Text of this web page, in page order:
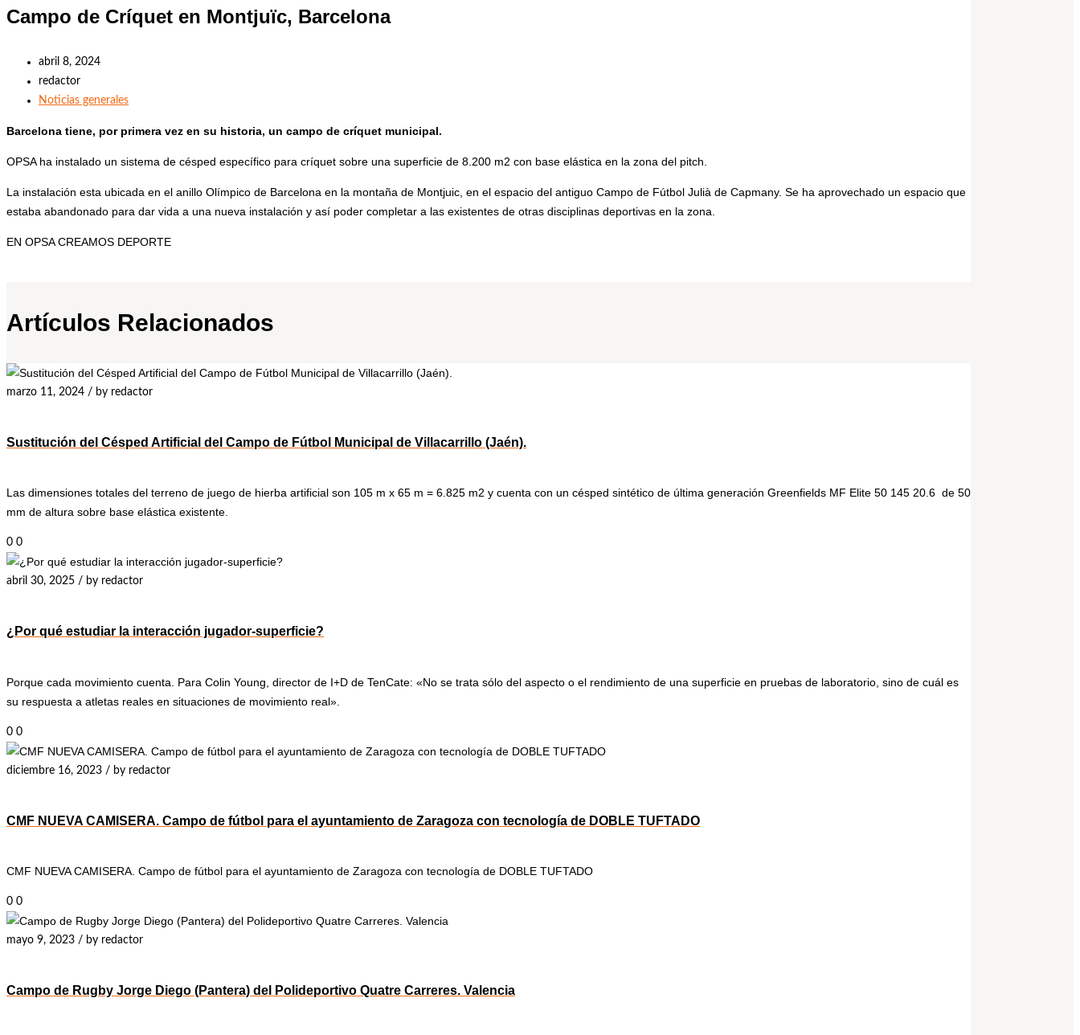
Campo de Críquet en Montjuïc, Barcelona
abril 8, 2024
redactor
Noticias generales
Barcelona tiene, por primera vez en su historia, un campo de críquet municipal.
OPSA ha instalado un sistema de césped específico para críquet sobre una superficie de 8.200 m2 con base elástica en la zona del pitch.
La instalación esta ubicada en el anillo Olímpico de Barcelona en la montaña de Montjuic, en el espacio del antiguo Campo de Fútbol Julià de Capmany. Se ha aprovechado un espacio que
estaba abandonado para dar vida a una nueva instalación y así poder completar a las existentes de otras disciplinas deportivas en la zona.
EN OPSA CREAMOS DEPORTE
Artículos Relacionados
marzo 11, 2024 / by redactor
Sustitución del Césped Artificial del Campo de Fútbol Municipal de Villacarrillo (Jaén).
Las dimensiones totales del terreno de juego de hierba artificial son 105 m x 65 m = 6.825 m2 y cuenta con un césped sintético de última generación Greenfields MF Elite 50 145 20.6 de 50
mm de altura sobre base elástica existente.
0 0
abril 30, 2025 / by redactor
¿Por qué estudiar la interacción jugador-superficie?
Porque cada movimiento cuenta. Para Colin Young, director de I+D de TenCate: «No se trata sólo del aspecto o el rendimiento de una superficie en pruebas de laboratorio, sino de cuál es
su respuesta a atletas reales en situaciones de movimiento real».
0 0
diciembre 16, 2023 / by redactor
CMF NUEVA CAMISERA. Campo de fútbol para el ayuntamiento de Zaragoza con tecnología de DOBLE TUFTADO
CMF NUEVA CAMISERA. Campo de fútbol para el ayuntamiento de Zaragoza con tecnología de DOBLE TUFTADO
0 0
mayo 9, 2023 / by redactor
Campo de Rugby Jorge Diego (Pantera) del Polideportivo Quatre Carreres. Valencia